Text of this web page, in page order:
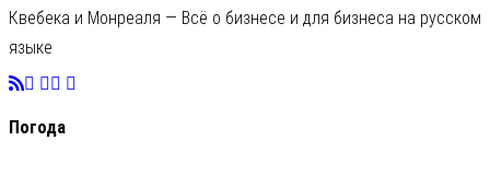
Квебека и Монреаля — Всё о бизнесе и для бизнеса на русском
языке
Погода